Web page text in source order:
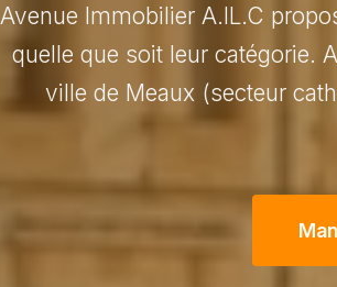
Avenue Immobilier A.IL.C
quelle que soit leur catégorie.
ville de Meaux (secteur